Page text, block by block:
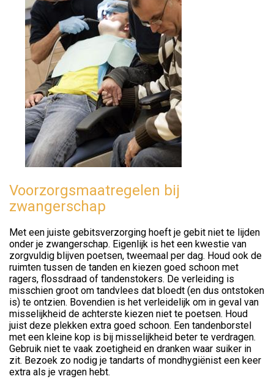
Voorzorgsmaatregelen bij
zwangerschap
Met een juiste gebitsverzorging hoeft je gebit niet te lijden
onder je zwangerschap. Eigenlijk is het een kwestie van
zorgvuldig blijven poetsen, tweemaal per dag. Houd ook de
ruimten tussen de tanden en kiezen goed schoon met
ragers, flossdraad of tandenstokers. De verleiding is
misschien groot om tandvlees dat bloedt (en dus ontstoken
is) te ontzien. Bovendien is het verleidelijk om in geval van
misselijkheid de achterste kiezen niet te poetsen. Houd
juist deze plekken extra goed schoon. Een tandenborstel
met een kleine kop is bij misselijkheid beter te verdragen.
Gebruik niet te vaak zoetigheid en dranken waar suiker in
zit. Bezoek zo nodig je tandarts of mondhygiënist een keer
extra als je vragen hebt.